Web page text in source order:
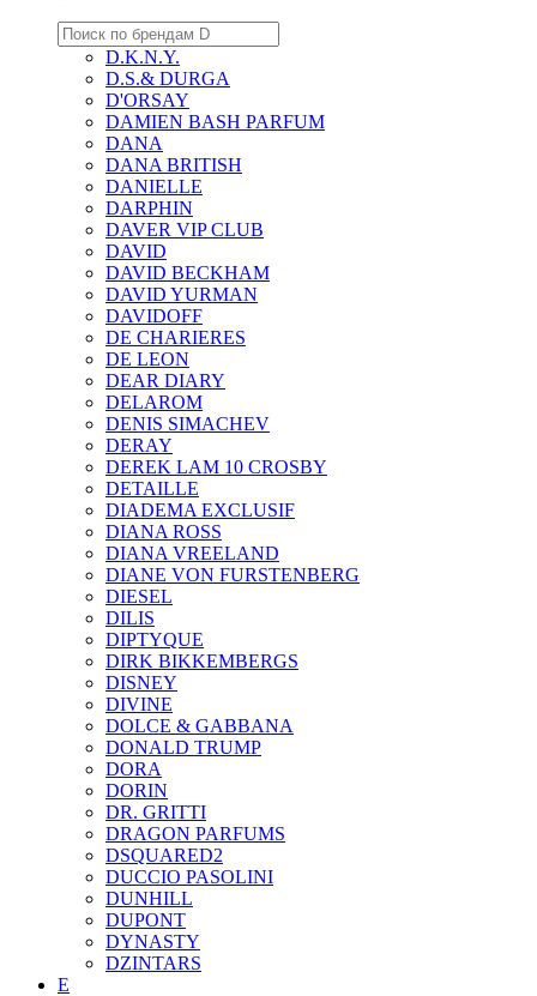
D.K.N.Y.
D.S.& DURGA
D'ORSAY
DAMIEN BASH PARFUM
DANA
DANA BRITISH
DANIELLE
DARPHIN
DAVER VIP CLUB
DAVID
DAVID BECKHAM
DAVID YURMAN
DAVIDOFF
DE CHARIERES
DE LEON
DEAR DIARY
DELAROM
DENIS SIMACHEV
DERAY
DEREK LAM 10 CROSBY
DETAILLE
DIADEMA EXCLUSIF
DIANA ROSS
DIANA VREELAND
DIANE VON FURSTENBERG
DIESEL
DILIS
DIPTYQUE
DIRK BIKKEMBERGS
DISNEY
DIVINE
DOLCE & GABBANA
DONALD TRUMP
DORA
DORIN
DR. GRITTI
DRAGON PARFUMS
DSQUARED2
DUCCIO PASOLINI
DUNHILL
DUPONT
DYNASTY
DZINTARS
E